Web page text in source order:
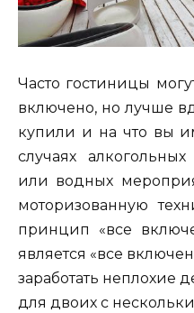
Часто гостиницы
включено, но лучше
купили и на что вы
случаях
или водных
моторизованную
принцип «все
является «все
заработать неплохие
для двоих с